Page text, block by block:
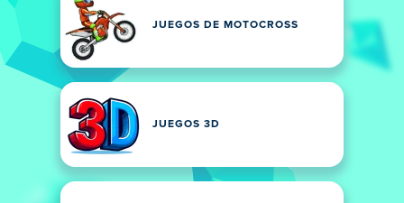
JUEGOS DE MOTOCROSS
JUEGOS 3D